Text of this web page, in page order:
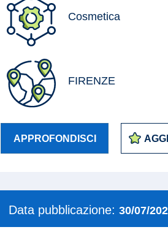
Cosmetica
FIRENZE
APPROFONDISCI
Data pubblicazione: 30/07/